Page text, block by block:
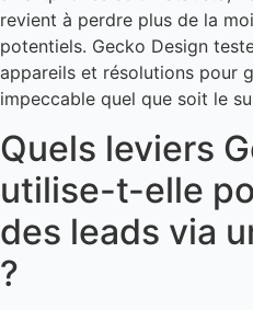
revient à perdre plus de la
potentiels. Gecko Design
appareils et résolutions pour
impeccable quel que soit le
Quels leviers
utilise-t-elle
des leads via
?